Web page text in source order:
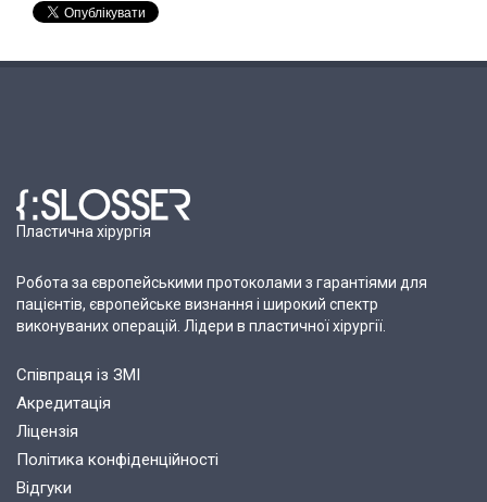
Пластична хірургія
Робота за європейськими протоколами з гарантіями для
пацієнтів, європейське визнання і широкий спектр
виконуваних операцій. Лідери в пластичної хірургії.
Співпраця із ЗМІ
Акредитація
Ліцензія
Політика конфіденційності
Відгуки